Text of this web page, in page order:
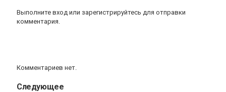
Выполните вход или зарегистрируйтесь для отправки
комментария.
Комментариев нет.
Следующее